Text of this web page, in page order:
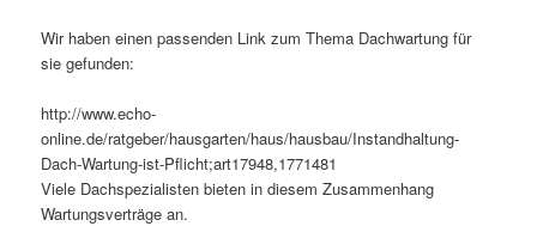
Wir haben einen passenden Link zum Thema Dachwartung für
sie gefunden:
http://www.echo-
online.de/ratgeber/hausgarten/haus/hausbau/Instandhaltung-
Dach-Wartung-ist-Pflicht;art17948,1771481
Viele Dachspezialisten bieten in diesem Zusammenhang
Wartungsverträge an.